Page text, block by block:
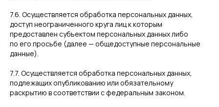
7.6. Осуществляется обработка персональных данных,
доступ неограниченного круга лиц к которым
предоставлен субъектом персональных данных либо
по его просьбе (далее — общедоступные персональные
данные).
7.7. Осуществляется обработка персональных данных,
подлежащих опубликованию или обязательному
раскрытию в соответствии с федеральным законом.